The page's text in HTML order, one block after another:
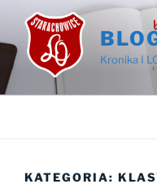
Kronika I
KATEGORIA: